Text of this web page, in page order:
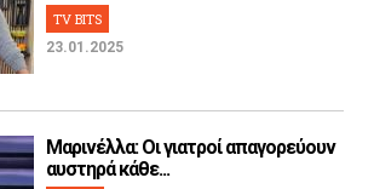
TV BITS
23.01.2025
Μαρινέλλα: Οι γιατροί απαγορεύουν
αυστηρά κάθε...